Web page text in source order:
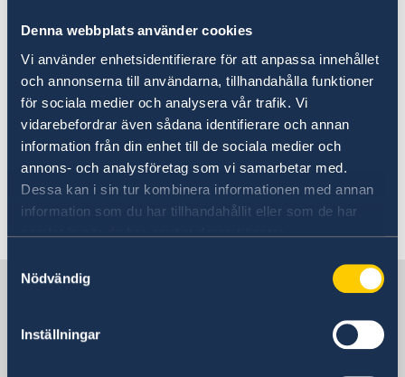
Denna webbplats använder cookies
Vi använder enhetsidentifierare för att anpassa innehållet
och annonserna till användarna, tillhandahålla funktioner
för sociala medier och analysera vår trafik. Vi
vidarebefordrar även sådana identifierare och annan
information från din enhet till de sociala medier och
annons- och analysföretag som vi samarbetar med.
Dessa kan i sin tur kombinera informationen med annan
information som du har tillhandahållit eller som de har
samlat in när du har använt deras tjänster.
Nödvändig
Inställningar
Sweden in Bangladesh, Dhaka
Embassy